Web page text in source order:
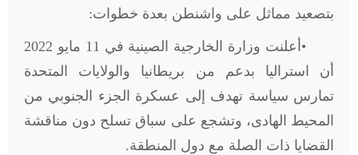
بتصعيد مماثل على واشنطن بعدة خطوات:
•
أعلنت وزارة الخارجية الصينية في 11 مايو 2022
أن استراليا بدعم من بريطانيا والولايات المتحدة
تمارس سياسة تهدف إلى عسكرة الجزء الجنوبي من
المحيط الهادى، وتشجع على سباق تسلح دون مناقشة
القضايا ذات الصلة مع دول المنطقة.